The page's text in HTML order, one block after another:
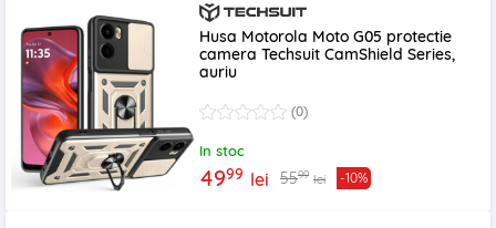
Husa Motorola Moto G05 protectie
camera Techsuit CamShield Series,
auriu
(0)
In stoc
4999 lei 5599 lei -10%